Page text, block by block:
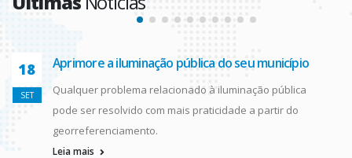
18
SET
Aprimore a iluminação pública do seu município
Qualquer problema relacionado à iluminação pública
pode ser resolvido com mais praticidade a partir do
georreferenciamento.
Leia mais